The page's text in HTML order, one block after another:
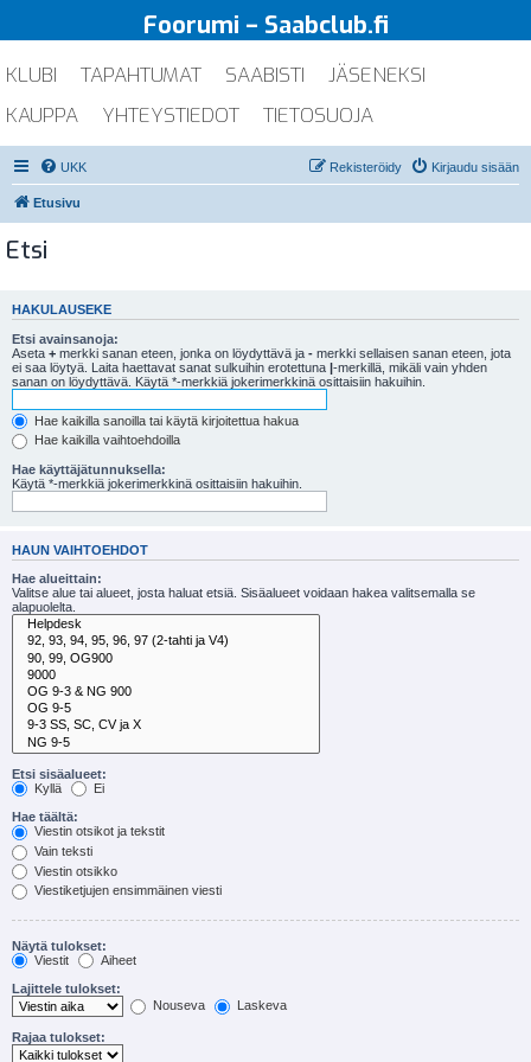
Foorumi – Saabclub.fi
KLUBI TAPAHTUMAT SAABISTI
JÄSENEKSI
KAUPPA
YHTEYSTIEDOT TIETOSUOJA
UKK Kirjaudu sisään
Rekisteröidy
Etusivu
Etsi
HAKULAUSEKE
Etsi avainsanoja:
Aseta + merkki sanan eteen, jonka on löydyttävä ja - merkki sellaisen sanan eteen, jota
ei saa löytyä. Laita haettavat sanat sulkuihin erotettuna |-merkillä, mikäli vain yhden
sanan on löydyttävä. Käytä *-merkkiä jokerimerkkinä osittaisiin hakuihin.
Hae kaikilla sanoilla tai käytä kirjoitettua hakua
Hae kaikilla vaihtoehdoilla
Hae käyttäjätunnuksella:
Käytä *-merkkiä jokerimerkkinä osittaisiin hakuihin.
HAUN VAIHTOEHDOT
Hae alueittain:
Valitse alue tai alueet, josta haluat etsiä. Sisäalueet voidaan hakea valitsemalla se
alapuolelta.
Etsi sisäalueet:
Kyllä
Ei
Hae täältä:
Viestin otsikot ja tekstit
Vain teksti
Viestin otsikko
Viestiketjujen ensimmäinen viesti
Näytä tulokset:
Viestit
Aiheet
Lajittele tulokset:
Nouseva
Laskeva
Rajaa tulokset: